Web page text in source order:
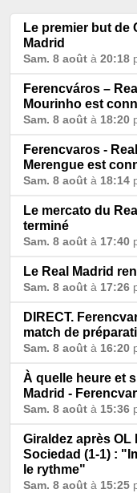
Le premier but de
Madrid
Sam. 8 août à 20:18
Ferencváros –
Mourinho est
Sam. 8 août à 18:20
Ferencvaros -
Merengue est
Sam. 8 août à 18:14
Le mercato du
terminé
Sam. 8 août à 17:40
Le Real Madrid
Sam. 8 août à 17:26
DIRECT.
match de
Sam. 8 août à 16:20
À quelle heure et
Madrid -
Sam. 8 août à 15:36
Giraldez après OL
Sociedad (1-1) :
le rythme"
Sam. 8 août à 15:25